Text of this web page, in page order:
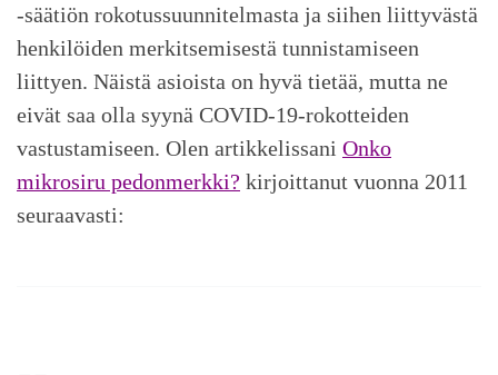
-säätiön rokotussuunnitelmasta ja siihen liittyvästä
henkilöiden merkitsemisestä tunnistamiseen
liittyen. Näistä asioista on hyvä tietää, mutta ne
eivät saa olla syynä COVID-19-rokotteiden
vastustamiseen. Olen artikkelissani Onko
mikrosiru pedonmerkki? kirjoittanut vuonna 2011
seuraavasti: